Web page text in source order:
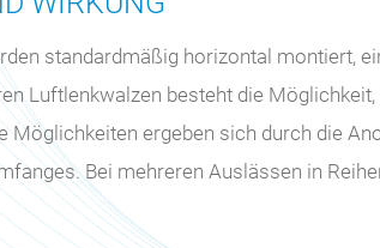
standardmäßig horizontal montiert,
Luftlenkwalzen besteht die
Möglichkeiten ergeben sich durch die
Bei mehreren Auslässen in